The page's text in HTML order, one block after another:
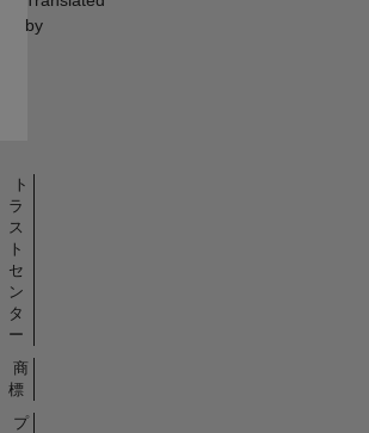
by
ト
ラ
ス
ト
セ
ン
タ
ー
商
標
プ